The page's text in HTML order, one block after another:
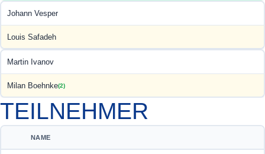
Johann Vesper
Louis Safadeh
Martin Ivanov
Milan Boehnke(2)
TEILNEHMER
NAME